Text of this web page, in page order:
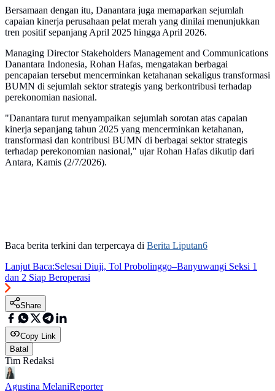
Bersamaan dengan itu, Danantara juga memaparkan sejumlah
capaian kinerja perusahaan pelat merah yang dinilai menunjukkan
tren positif sepanjang April 2025 hingga April 2026.
Managing Director Stakeholders Management and Communications
Danantara Indonesia, Rohan Hafas, mengatakan berbagai
pencapaian tersebut mencerminkan ketahanan sekaligus transformasi
BUMN di sejumlah sektor strategis yang berkontribusi terhadap
perekonomian nasional.
"Danantara turut menyampaikan sejumlah sorotan atas capaian
kinerja sepanjang tahun 2025 yang mencerminkan ketahanan,
transformasi dan kontribusi BUMN di berbagai sektor strategis
terhadap perekonomian nasional," ujar Rohan Hafas dikutip dari
Antara, Kamis (2/7/2026).
Baca berita terkini dan terpercaya di Berita Liputan6
Lanjut Baca:Selesai Diuji, Tol Probolinggo–Banyuwangi Seksi 1
dan 2 Siap Beroperasi
Share
Copy Link
Batal
Tim Redaksi
Agustina MelaniReporter